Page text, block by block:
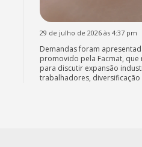
29 de julho de 2026 às 4:37 pm
Demandas foram
promovido pela Facmat,
para discutir expansão
trabalhadores,